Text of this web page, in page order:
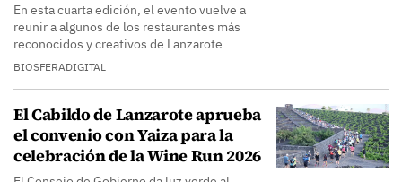
En esta cuarta edición, el evento vuelve a
reunir a algunos de los restaurantes más
reconocidos y creativos de Lanzarote
BIOSFERADIGITAL
El Cabildo de Lanzarote aprueba
el convenio con Yaiza para la
celebración de la Wine Run 2026